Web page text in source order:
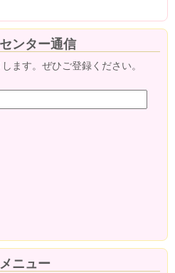
ンター通信
ます。ぜひご登録ください。
ニュー